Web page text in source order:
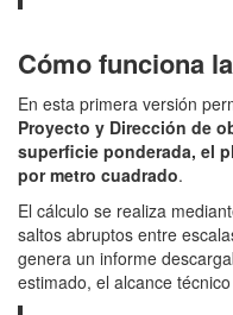
Cómo funciona
En esta primera versión
Proyecto y Dirección de
superficie ponderada, el
por metro cuadrado.
El cálculo se realiza
saltos abruptos entre
genera un informe
estimado, el alcance